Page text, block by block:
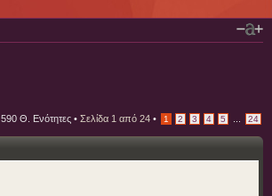
590 Θ. Ενότητες • Σελίδα 1 από 24 • 1 2 3 4 5 24